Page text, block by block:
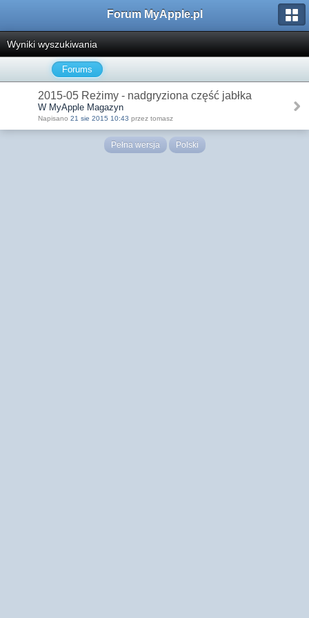
Forum MyApple.pl
Wyniki wyszukiwania
Forums
2015-05 Reżimy - nadgryziona część jabłka
W MyApple Magazyn
Napisano 21 sie 2015 10:43 przez tomasz
Pełna wersja Polski